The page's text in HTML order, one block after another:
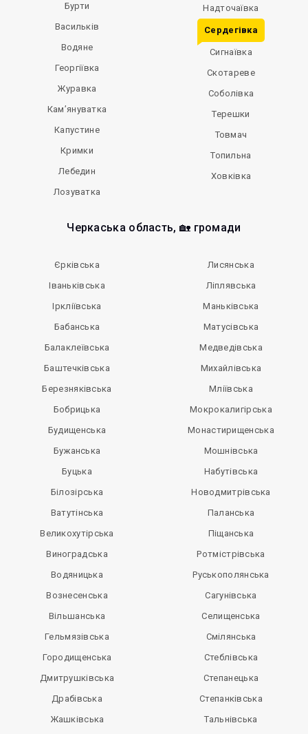
Бурти
Васильків
Водяне
Георгіївка
Журавка
Кам’януватка
Капустине
Кримки
Лебедин
Лозуватка
Надточаївка
Сердегівка
Сигнаївка
Скотареве
Соболівка
Терешки
Товмач
Топильна
Ховківка
Черкаська область, 🏡 громади
Єрківська
Іваньківська
Іркліївська
Бабанська
Балаклеївська
Баштечківська
Березняківська
Бобрицька
Будищенська
Бужанська
Буцька
Білозірська
Ватутінська
Великохутірська
Виноградська
Водяницька
Вознесенська
Вільшанська
Гельмязівська
Городищенська
Дмитрушківська
Драбівська
Жашківська
Лисянська
Ліплявська
Маньківська
Матусівська
Медведівська
Михайлівська
Мліївська
Мокрокалигірська
Монастирищенська
Мошнівська
Набутівська
Новодмитрівська
Паланська
Піщанська
Ротмістрівська
Руськополянська
Сагунівська
Селищенська
Смілянська
Стеблівська
Степанецька
Степанківська
Тальнівська